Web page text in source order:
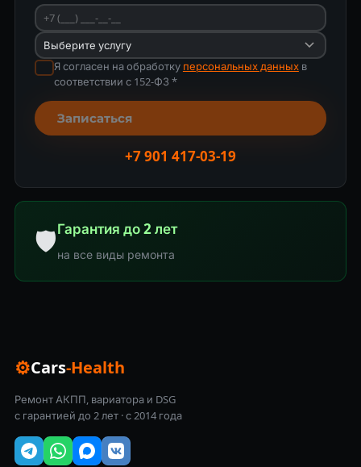
Я согласен на обработку персональных данныхв
соответствии с 152-ФЗ *
Записаться
+7 901 417-03-19
🛡Гарантия до 2 лет
на все виды ремонта
⚙Cars-Health
Ремонт АКПП, вариатора и DSG
с гарантией до 2 лет · с 2014 года